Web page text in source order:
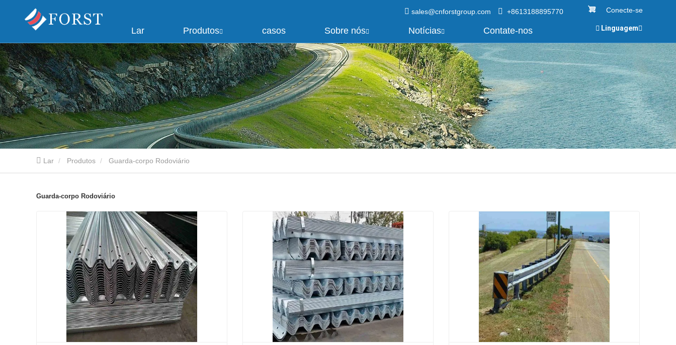
Conecte-se
sales@cnforstgroup.com +8613188895770
Lar Produtos casos Sobre nós Notícias Contate-nos Linguagem
Lar Produtos Guarda-corpo Rodoviário
Guarda-corpo Rodoviário